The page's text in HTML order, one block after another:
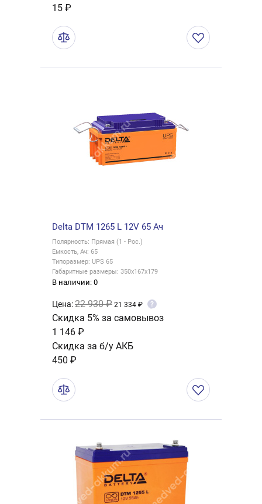
15 ₽
Delta DTM 1265 L 12V 65 Ач
Полярность: Прямая (1 - Рос.)
Емкость, Ач: 65
Типоразмер: UPS 65
Габаритные размеры: 350x167x179
В наличии: 0
Цена:22 930 ₽ 21 334 ₽ ?
Скидка 5% за самовывоз
1 146 ₽
Скидка за б/у АКБ
450 ₽